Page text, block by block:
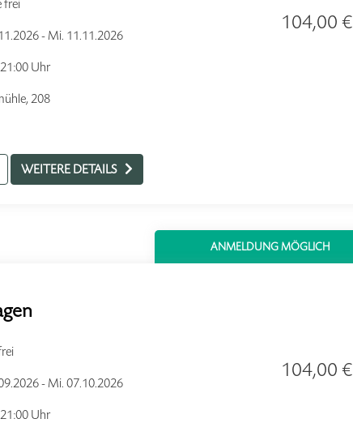
frei
- Mi. 11.11.2026
Uhr
208
104,00 €
WEITERE DETAILS
ANMELDUNG MÖGLICH
- Mi. 07.10.2026
Uhr
104,00 €